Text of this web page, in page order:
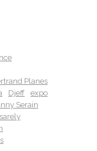
Planes
Djeff
expo
Serain